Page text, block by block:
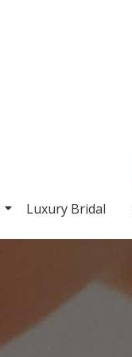
Luxury Bridal